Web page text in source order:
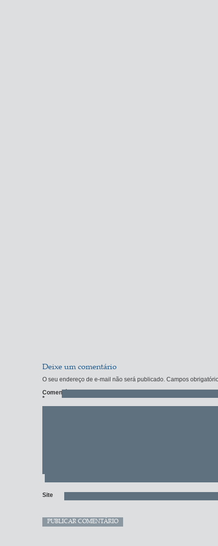
Deixe um comentário
O seu endereço de e-mail não será publicado. Campos
Comentário
*
Site